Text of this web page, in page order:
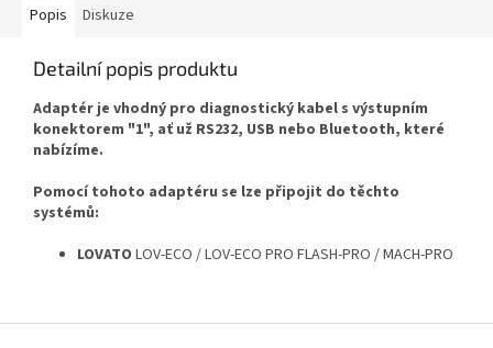
Popis Diskuze
Detailní popis produktu
Adaptér je vhodný pro diagnostický kabel s výstupním
konektorem "1", ať už RS232, USB nebo Bluetooth, které
nabízíme.
Pomocí tohoto adaptéru se lze připojit do těchto
systémů:
LOVATO LOV-ECO / LOV-ECO PRO FLASH-PRO / MACH-PRO